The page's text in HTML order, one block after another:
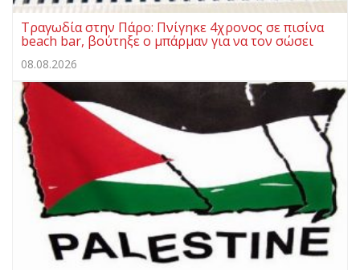
Τραγωδία στην Πάρο: Πνίγηκε 4χρονος σε πισίνα
beach bar, βούτηξε ο μπάρμαν για να τον σώσει
08.08.2026